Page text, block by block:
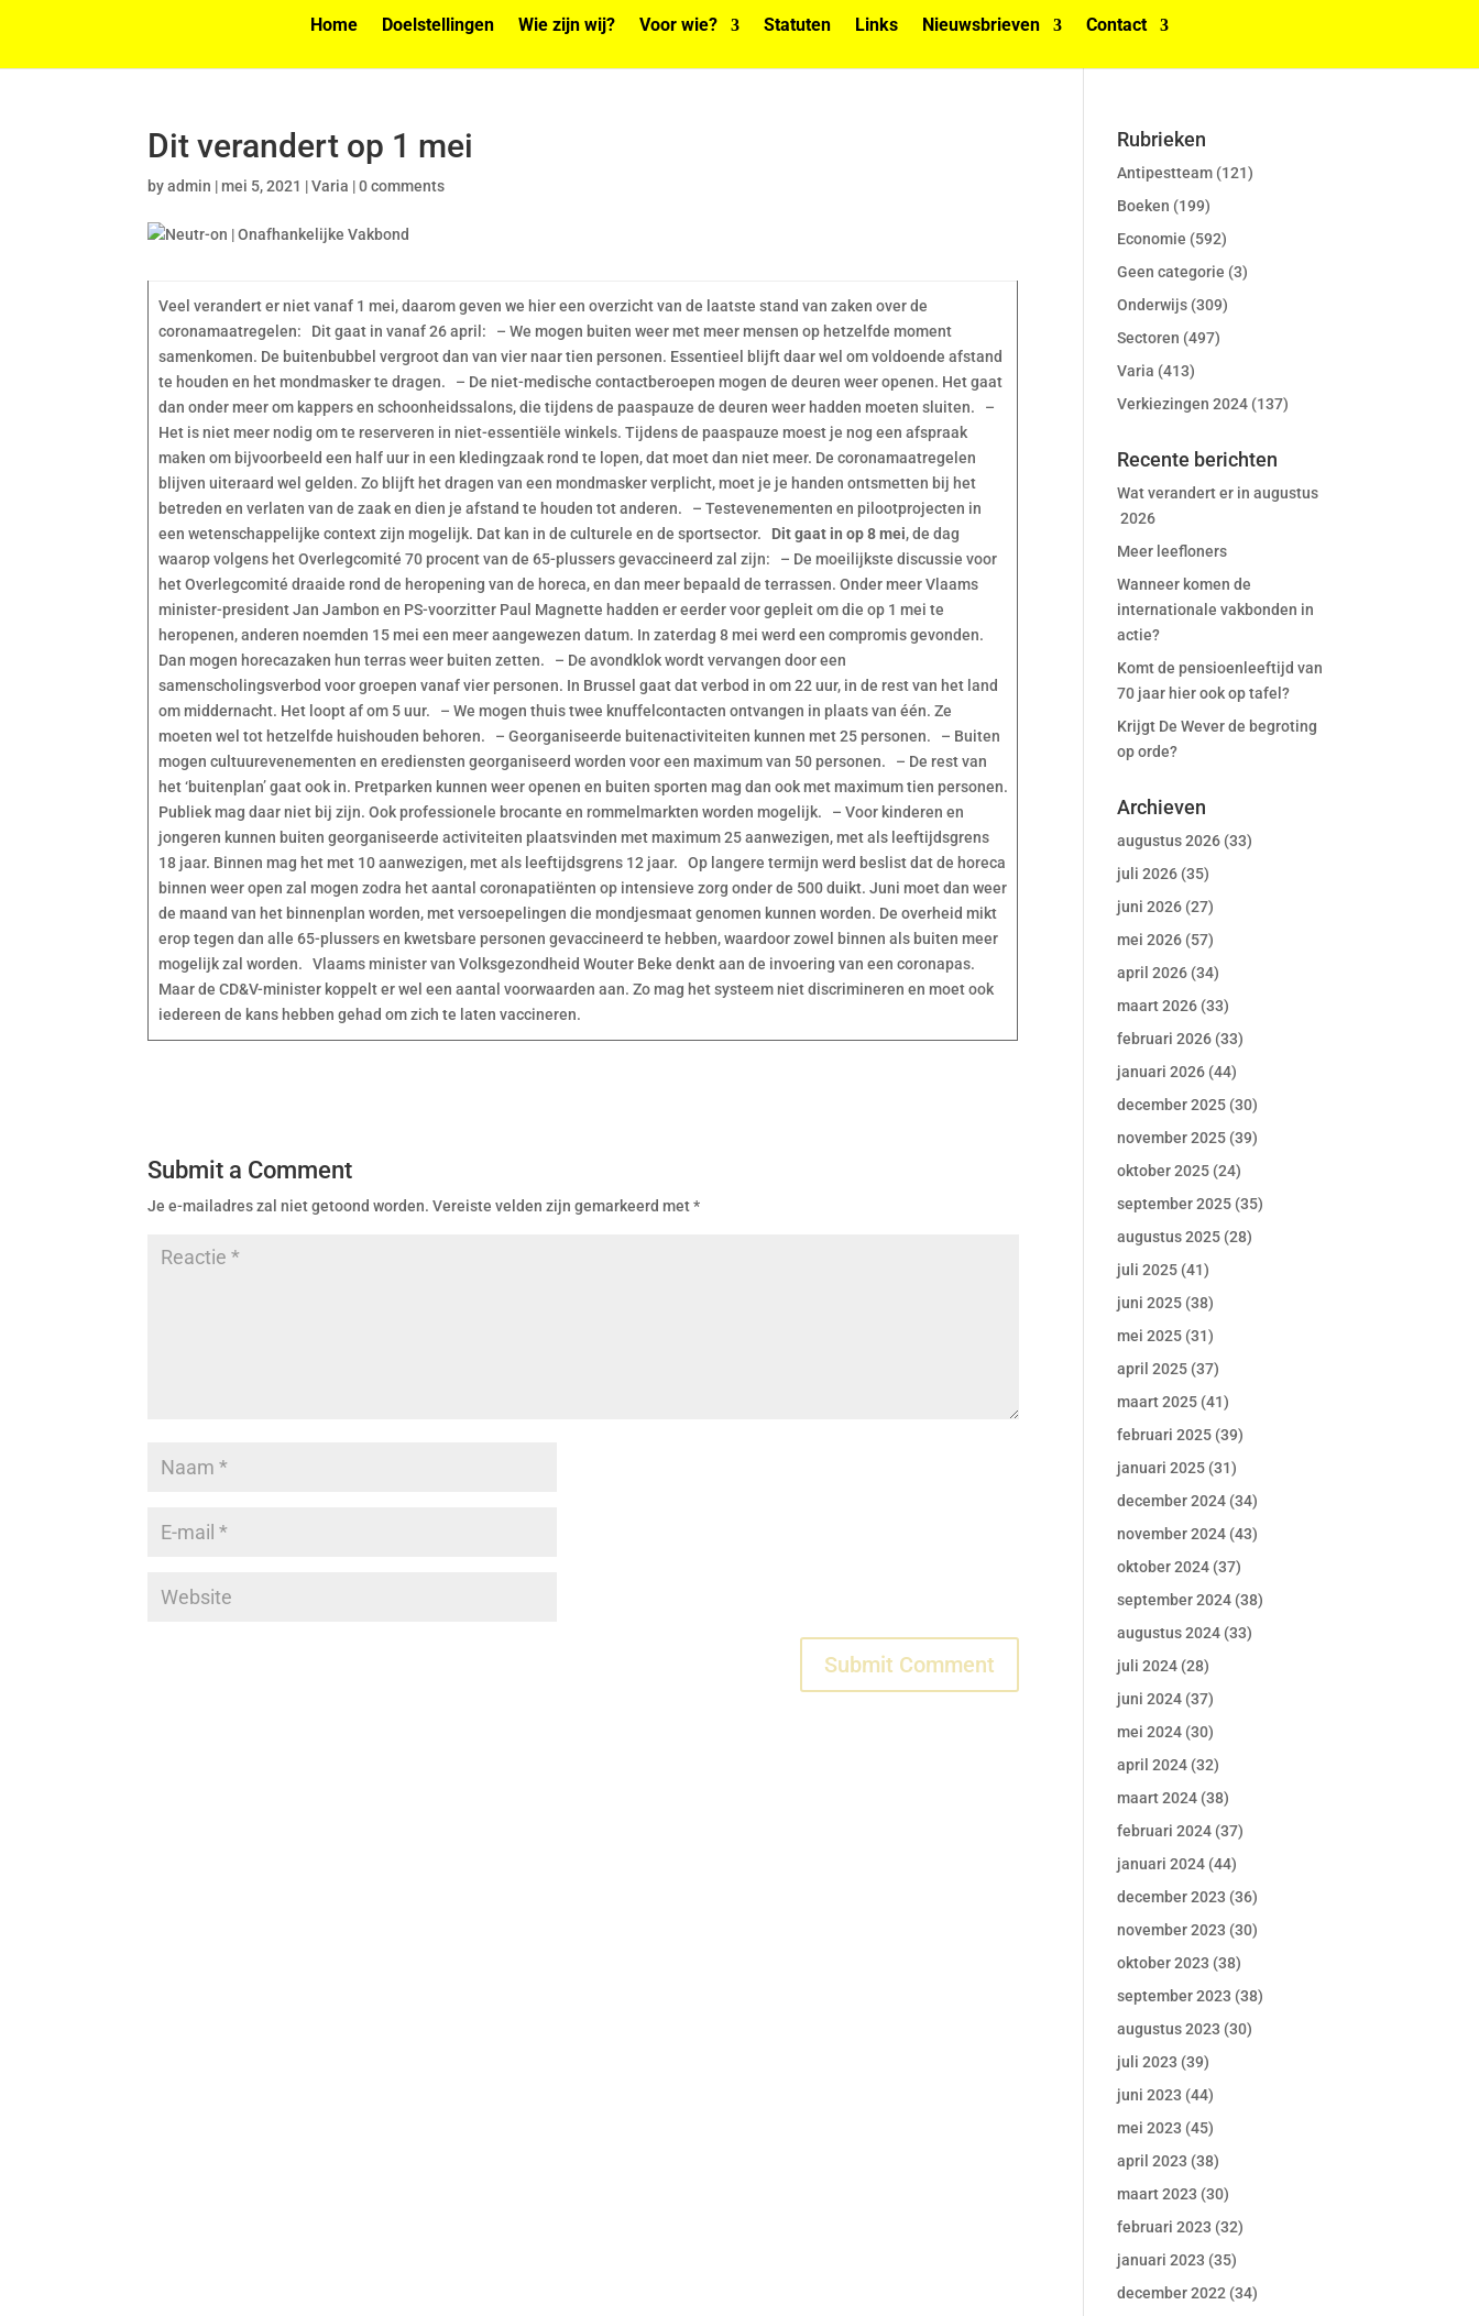
Home Doelstellingen Wie zijn wij? Voor wie? Statuten Links Nieuwsbrieven Contact
Dit verandert op 1 mei
byadmin |mei 5, 2021 |Varia |0 comments
Veel verandert er niet vanaf 1 mei, daarom geven we hier een overzicht van de laatste stand van zaken over de
coronamaatregelen: Dit gaat in vanaf 26 april: – We mogen buiten weer met meer mensen op hetzelfde moment
samenkomen. De buitenbubbel vergroot dan van vier naar tien personen. Essentieel blijft daar wel om voldoende afstand
te houden en het mondmasker te dragen. – De niet-medische contactberoepen mogen de deuren weer openen. Het gaat
dan onder meer om kappers en schoonheidssalons, die tijdens de paaspauze de deuren weer hadden moeten sluiten. –
Het is niet meer nodig om te reserveren in niet-essentiële winkels. Tijdens de paaspauze moest je nog een afspraak
maken om bijvoorbeeld een half uur in een kledingzaak rond te lopen, dat moet dan niet meer. De coronamaatregelen
blijven uiteraard wel gelden. Zo blijft het dragen van een mondmasker verplicht, moet je je handen ontsmetten bij het
betreden en verlaten van de zaak en dien je afstand te houden tot anderen. – Testevenementen en pilootprojecten in
een wetenschappelijke context zijn mogelijk. Dat kan in de culturele en de sportsector. Dit gaat in op 8 mei, de dag
waarop volgens het Overlegcomité 70 procent van de 65-plussers gevaccineerd zal zijn: – De moeilijkste discussie voor
het Overlegcomité draaide rond de heropening van de horeca, en dan meer bepaald de terrassen. Onder meer Vlaams
minister-president Jan Jambon en PS-voorzitter Paul Magnette hadden er eerder voor gepleit om die op 1 mei te
heropenen, anderen noemden 15 mei een meer aangewezen datum. In zaterdag 8 mei werd een compromis gevonden.
Dan mogen horecazaken hun terras weer buiten zetten. – De avondklok wordt vervangen door een
samenscholingsverbod voor groepen vanaf vier personen. In Brussel gaat dat verbod in om 22 uur, in de rest van het land
om middernacht. Het loopt af om 5 uur. – We mogen thuis twee knuffelcontacten ontvangen in plaats van één. Ze
moeten wel tot hetzelfde huishouden behoren. – Georganiseerde buitenactiviteiten kunnen met 25 personen. – Buiten
mogen cultuurevenementen en erediensten georganiseerd worden voor een maximum van 50 personen. – De rest van
het ‘buitenplan’ gaat ook in. Pretparken kunnen weer openen en buiten sporten mag dan ook met maximum tien personen.
Publiek mag daar niet bij zijn. Ook professionele brocante en rommelmarkten worden mogelijk. – Voor kinderen en
jongeren kunnen buiten georganiseerde activiteiten plaatsvinden met maximum 25 aanwezigen, met als leeftijdsgrens
18 jaar. Binnen mag het met 10 aanwezigen, met als leeftijdsgrens 12 jaar. Op langere termijn werd beslist dat de horeca
binnen weer open zal mogen zodra het aantal coronapatiënten op intensieve zorg onder de 500 duikt. Juni moet dan weer
de maand van het binnenplan worden, met versoepelingen die mondjesmaat genomen kunnen worden. De overheid mikt
erop tegen dan alle 65-plussers en kwetsbare personen gevaccineerd te hebben, waardoor zowel binnen als buiten meer
mogelijk zal worden. Vlaams minister van Volksgezondheid Wouter Beke denkt aan de invoering van een coronapas.
Maar de CD&V-minister koppelt er wel een aantal voorwaarden aan. Zo mag het systeem niet discrimineren en moet ook
iedereen de kans hebben gehad om zich te laten vaccineren.
Submit a Comment
Je e-mailadres zal niet getoond worden. Vereiste velden zijn gemarkeerd met*
Rubrieken
Antipestteam (121)
Boeken (199)
Economie (592)
Geen categorie (3)
Onderwijs (309)
Sectoren (497)
Varia (413)
Verkiezingen 2024 (137)
Recente berichten
Wat verandert er in augustus
2026
Meer leefloners
Wanneer komen de
internationale vakbonden in
actie?
Komt de pensioenleeftijd van
70 jaar hier ook op tafel?
Krijgt De Wever de begroting
op orde?
Archieven
augustus 2026 (33)
juli 2026 (35)
juni 2026 (27)
mei 2026 (57)
april 2026 (34)
maart 2026 (33)
februari 2026 (33)
januari 2026 (44)
december 2025 (30)
november 2025 (39)
oktober 2025 (24)
september 2025 (35)
augustus 2025 (28)
juli 2025 (41)
juni 2025 (38)
mei 2025 (31)
april 2025 (37)
maart 2025 (41)
februari 2025 (39)
januari 2025 (31)
december 2024 (34)
november 2024 (43)
oktober 2024 (37)
september 2024 (38)
augustus 2024 (33)
juli 2024 (28)
juni 2024 (37)
mei 2024 (30)
april 2024 (32)
maart 2024 (38)
februari 2024 (37)
januari 2024 (44)
december 2023 (36)
november 2023 (30)
oktober 2023 (38)
september 2023 (38)
augustus 2023 (30)
juli 2023 (39)
juni 2023 (44)
mei 2023 (45)
april 2023 (38)
maart 2023 (30)
februari 2023 (32)
januari 2023 (35)
december 2022 (34)